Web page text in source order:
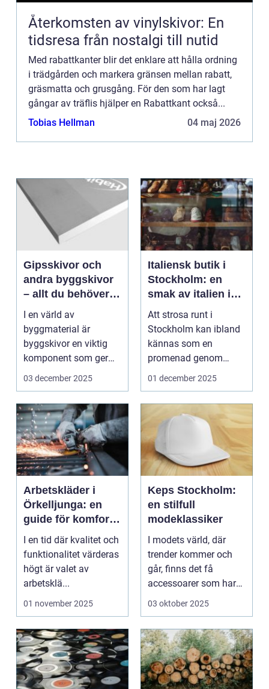
Återkomsten av vinylskivor: En
tidsresa från nostalgi till nutid
Med rabattkanter blir det enklare att hålla ordning
i trädgården och markera gränsen mellan rabatt,
gräsmatta och grusgång. För den som har lagt
gångar av träflis hjälper en Rabattkant också...
Tobias Hellman
04 maj 2026
Gipsskivor och
andra byggskivor
– allt du behöver
veta
I en värld av
byggmaterial är
byggskivor en viktig
komponent som ger
struktur och form &ar...
03 december 2025
Italiensk butik i
Stockholm: en
smak av italien i
huvudstaden
Att strosa runt i
Stockholm kan ibland
kännas som en
promenad genom
världens alla hör...
01 december 2025
Arbetskläder i
Örkelljunga: en
guide för komfort
och säkerhet
I en tid där kvalitet och
funktionalitet värderas
högt är valet av
arbetsklä...
01 november 2025
Keps Stockholm:
en stilfull
modeklassiker
I modets värld, där
trender kommer och
går, finns det få
accessoarer som har
s...
03 oktober 2025